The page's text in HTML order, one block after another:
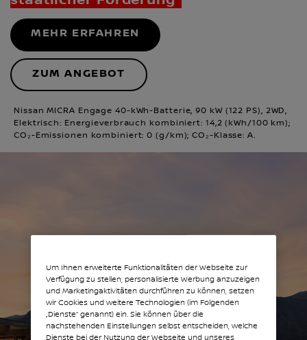
MEHR ERFAHREN
ZUM ANGEBOT
Nissan MICRA Engage 40-kWh-Batterie, 90 kW (122 PS), 2WD,
Elektrisch: Energieverbrauch kombiniert: 14,2 (kWh/100 km);
CO₂-Emissionen kombiniert: 0 (g/km); CO₂-Klasse: A.
Um Ihnen erweiterte Funktionalitäten der Webseite zur
Verfügung zu stellen, personalisierte Werbung anzuzeigen
und Marketingaktivitäten durchführen zu können, setzen
wir Cookies und weitere Technologien (im Folgenden
„Dienste“ genannt) ein. Sie können über die
nachstehenden Einstellungen selbst entscheiden, welche